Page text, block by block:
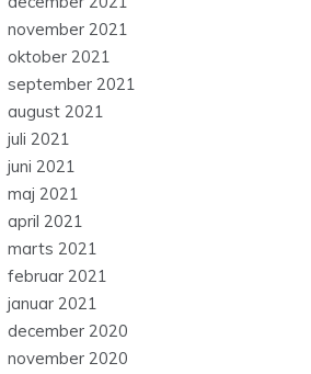
november 2021
oktober 2021
september 2021
august 2021
juli 2021
juni 2021
maj 2021
april 2021
marts 2021
februar 2021
januar 2021
december 2020
november 2020